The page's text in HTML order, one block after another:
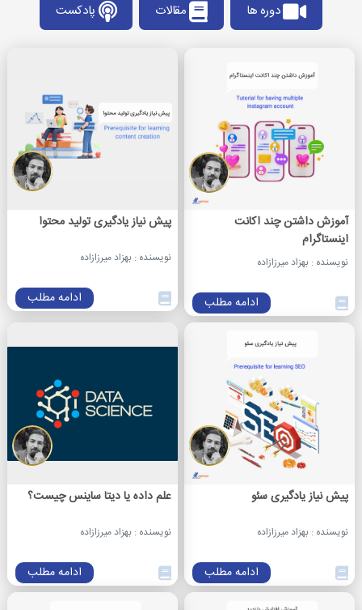
دوره ها مقالات پادکست
آموزش داشتن چند اکانت
اینستاگرام
نویسنده : بهزاد میرزازاده
ادامه مطلب
پیش نیاز یادگیری تولید محتوا
نویسنده : بهزاد میرزازاده
ادامه مطلب
پیش نیاز یادگیری سئو
نویسنده : بهزاد میرزازاده
ادامه مطلب
علم داده یا دیتا ساینس چیست؟
نویسنده : بهزاد میرزازاده
ادامه مطلب